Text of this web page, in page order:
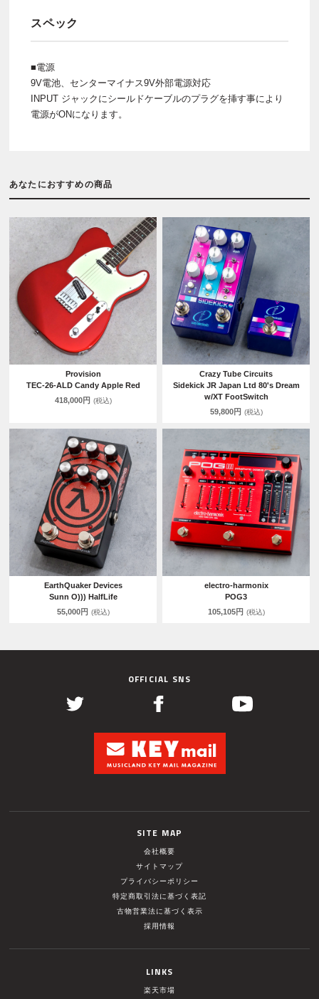
スペック
■電源
9V電池、センターマイナス9V外部電源対応
INPUT ジャックにシールドケーブルのプラグを挿す事により
電源がONになります。
あなたにおすすめの商品
Provision
TEC-26-ALD Candy Apple Red
418,000円 (税込)
Crazy Tube Circuits
Sidekick JR Japan Ltd 80's Dream
w/XT FootSwitch
59,800円 (税込)
EarthQuaker Devices
Sunn O))) HalfLife
55,000円 (税込)
electro-harmonix
POG3
105,105円 (税込)
OFFICIAL SNS
SITE MAP
会社概要
サイトマップ
プライバシーポリシー
特定商取引法に基づく表記
古物営業法に基づく表示
採用情報
LINKS
楽天市場